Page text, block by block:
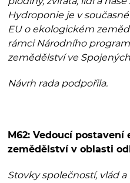
Hydroponie je v
EU o ekologickém
rámci Národního
zemědělství ve
Návrh rada podpořila.
M62:Vedoucí postavení
zemědělství v oblasti
Stovky společností, vlád